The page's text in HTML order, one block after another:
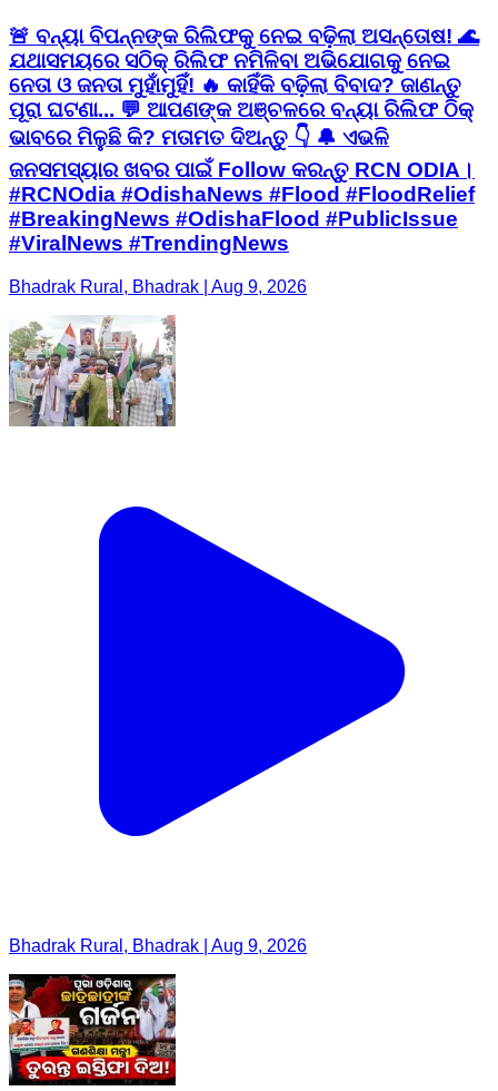
🚨 ବନ୍ୟା ବିପନ୍ନଙ୍କ ରିଲିଫକୁ ନେଇ ବଢ଼ିଲା ଅସନ୍ତୋଷ! 🌊
ଯଥାସମୟରେ ସଠିକ୍ ରିଲିଫ ନମିଳିବା ଅଭିଯୋଗକୁ ନେଇ
ନେତା ଓ ଜନତା ମୁହାଁମୁହିଁ! 🔥 କାହିଁକି ବଢ଼ିଲା ବିବାଦ? ଜାଣନ୍ତୁ
ପୂରା ଘଟଣା... 💬 ଆପଣଙ୍କ ଅଞ୍ଚଳରେ ବନ୍ୟା ରିଲିଫ ଠିକ୍
ଭାବରେ ମିଳୁଛି କି? ମତାମତ ଦିଅନ୍ତୁ 👇 🔔 ଏଭଳି
ଜନସମସ୍ୟାର ଖବର ପାଇଁ Follow କରନ୍ତୁ RCN ODIA।
#RCNOdia #OdishaNews #Flood #FloodRelief
#BreakingNews #OdishaFlood #PublicIssue
#ViralNews #TrendingNews
Bhadrak Rural, Bhadrak | Aug 9, 2026
Bhadrak Rural, Bhadrak | Aug 9, 2026